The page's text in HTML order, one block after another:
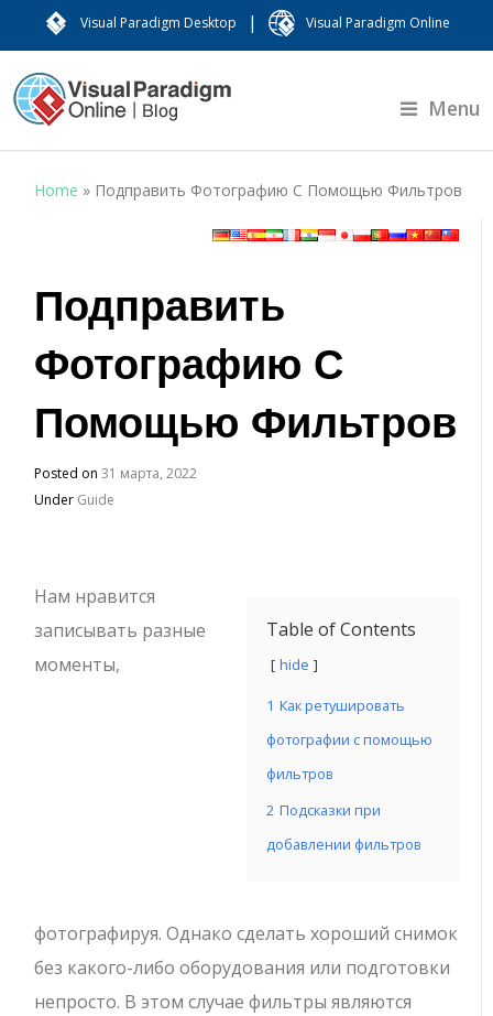
Visual Paradigm Desktop | Visual Paradigm Online
Menu
Home » Подправить Фотографию С Помощью Фильтров
Подправить
Фотографию С
Помощью Фильтров
Posted on31 марта, 2022
Under Guide
Table of Contents
hide
1 Как ретушировать
фотографии с помощью
фильтров
2 Подсказки при
добавлении фильтров
Нам нравится
записывать разные
моменты,
фотографируя. Однако сделать хороший снимок
без какого-либо оборудования или подготовки
непросто. В этом случае фильтры являются